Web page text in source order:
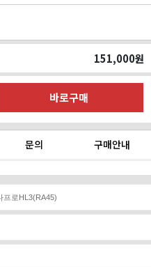
151,000원
문의 구매안내
프로HL3(RA45)